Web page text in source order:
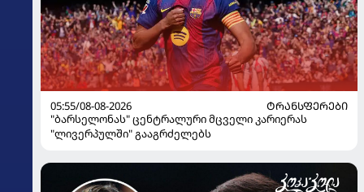
05:55/08-08-2026
ᲢᲠᲐᲜᲡᲤᲔᲠᲔᲑᲘ
"ბარსელონას" ცენტრალური მცველი კარიერას
"ლივერპულში" გააგრძელებს